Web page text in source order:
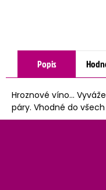
Popis
Hroznové víno...
páry. Vhodné do